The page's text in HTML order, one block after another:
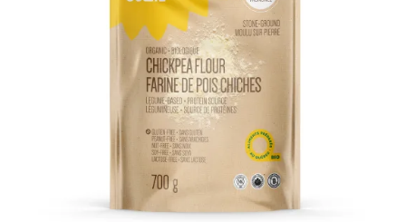
AJOUTER AU PANIER DÉTAILS